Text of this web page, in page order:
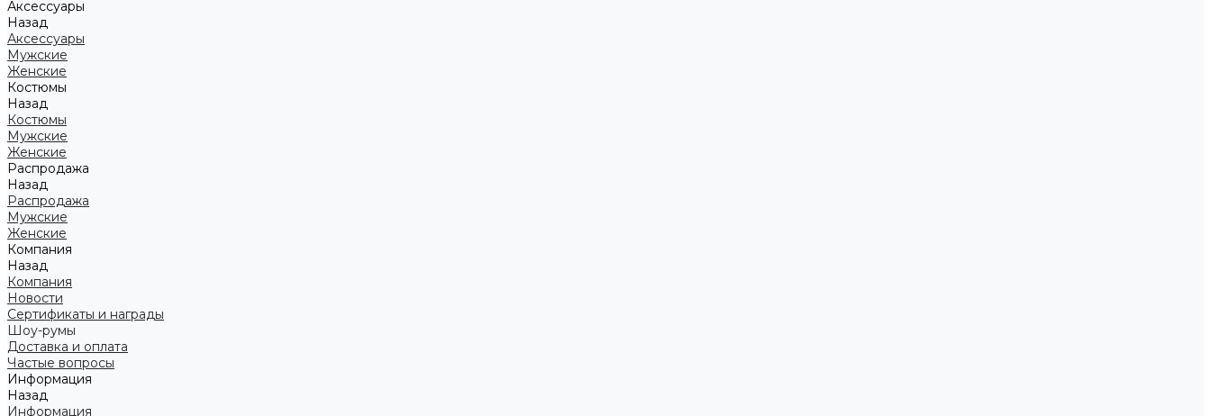
Аксессуары
Назад
Аксессуары
Мужские
Женские
Костюмы
Назад
Костюмы
Мужские
Женские
Распродажа
Назад
Распродажа
Мужские
Женские
Компания
Назад
Компания
Новости
Сертификаты и награды
Шоу-румы
Доставка и оплата
Частые вопросы
Информация
Назад
Информация